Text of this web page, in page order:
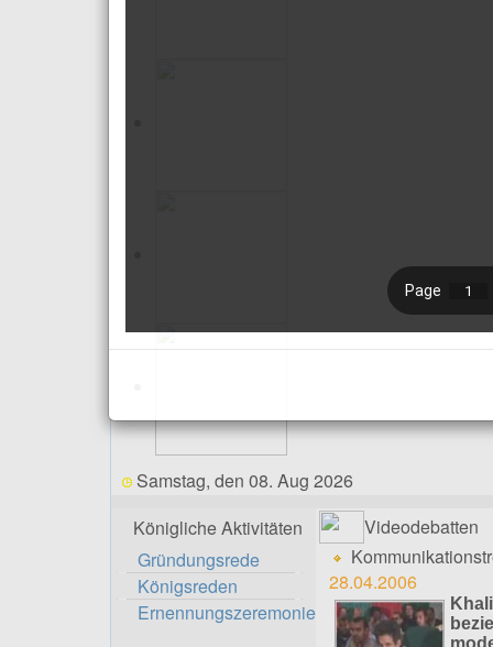
Samstag, den 08. Aug 2026
Königliche Aktivitäten
Gründungsrede
Königsreden
Ernennungszeremonie
Videodebatten
28.04.2006